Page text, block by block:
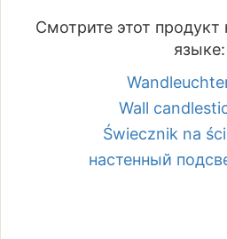
Смотрите этот
языке:
Wall
Świecznik na
настенный